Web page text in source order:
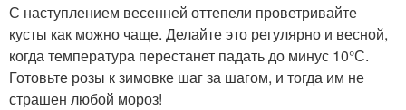
С наступлением весенней оттепели проветривайте
кусты как можно чаще. Делайте это регулярно и весной,
когда температура перестанет падать до минус 10°С.
Готовьте розы к зимовке шаг за шагом, и тогда им не
страшен любой мороз!